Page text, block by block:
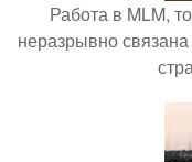
Работа в MLM,
неразрывно связана